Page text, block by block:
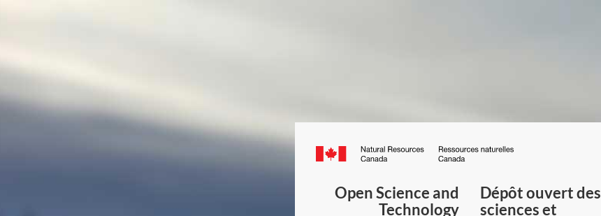
Canada.ca
du
Open Science and
Technology
Dépôt ouvert des
sciences et